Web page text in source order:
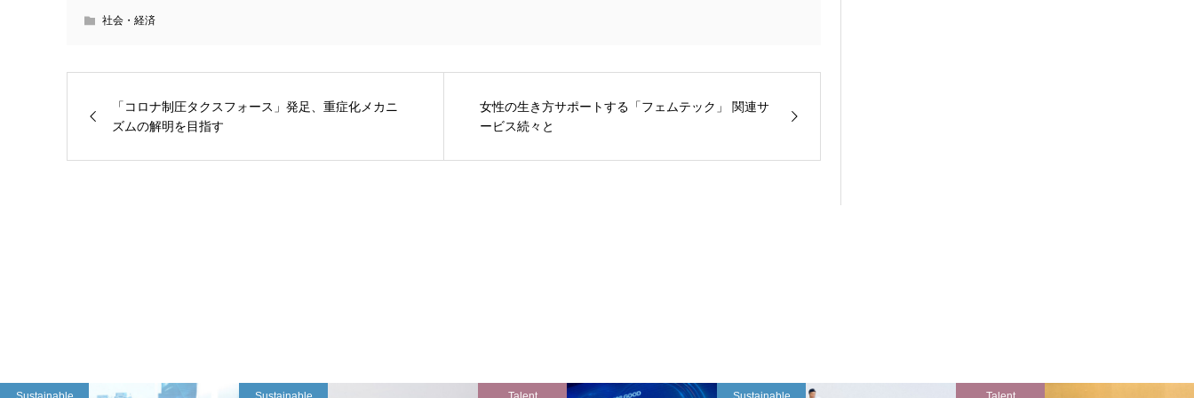
社会・経済
「コロナ制圧タクスフォース」発足、重症化メカニ
ズムの解明を目指す
女性の生き方サポートする「フェムテック」 関連サ
ービス続々と